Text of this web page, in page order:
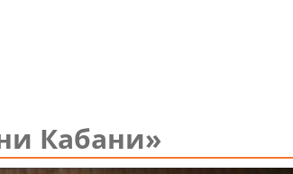
Кабани»